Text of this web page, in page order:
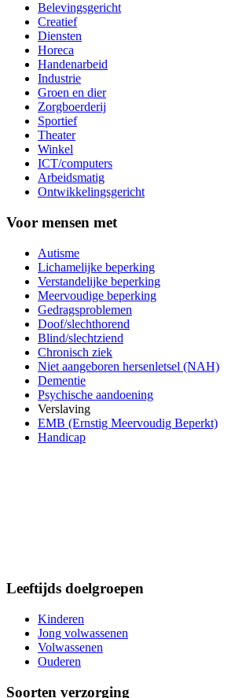
Belevingsgericht
Creatief
Diensten
Horeca
Handenarbeid
Industrie
Groen en dier
Zorgboerderij
Sportief
Theater
Winkel
ICT/computers
Arbeidsmatig
Ontwikkelingsgericht
Voor mensen met
Autisme
Lichamelijke beperking
Verstandelijke beperking
Meervoudige beperking
Gedragsproblemen
Doof/slechthorend
Blind/slechtziend
Chronisch ziek
Niet aangeboren hersenletsel (NAH)
Dementie
Psychische aandoening
Verslaving
EMB (Ernstig Meervoudig Beperkt)
Handicap
Leeftijds doelgroepen
Kinderen
Jong volwassenen
Volwassenen
Ouderen
Soorten verzorging